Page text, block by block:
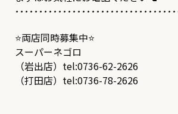
･･････････････････････････････････
⭐両店同時募集中⭐
スーパーネゴロ
（岩出店）tel:0736-62-2626
（打田店）tel:0736-78-2626